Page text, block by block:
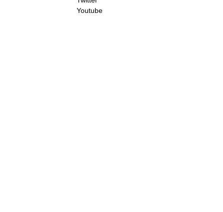
Youtube